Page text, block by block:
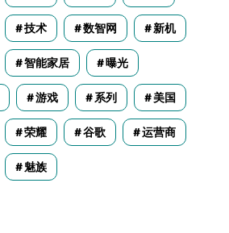
技术 数智网 新机
智能家居 曝光
游戏 系列 美国
荣耀 谷歌 运营商
魅族